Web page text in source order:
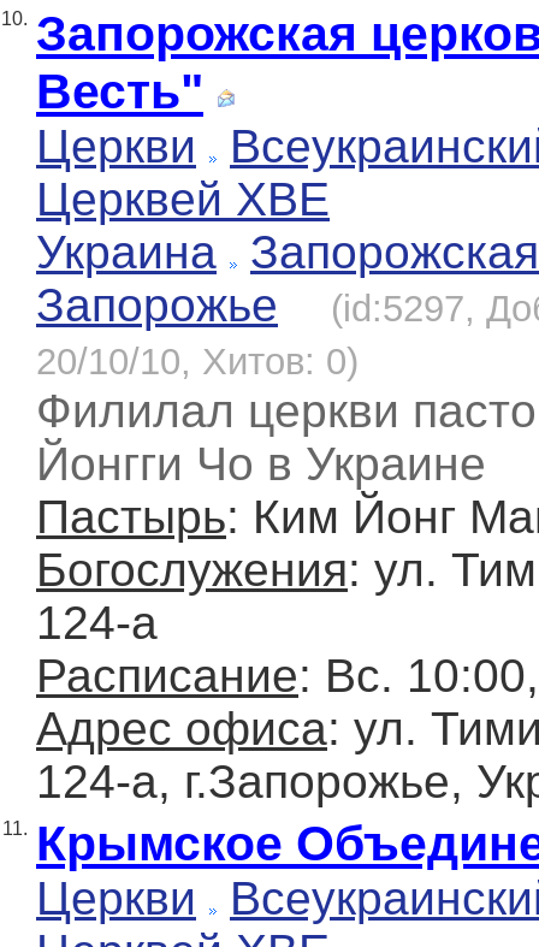
10. Запорожская
Весть"
Церкви
Церквей ХВЕ
Украина
Запорожская
Запорожье
(id:5297,
20/10/10, Хитов: 0)
Филилал церкви
Йонгги Чо в Украине
Пастырь: Ким Йонг
Богослужения: ул.
124-а
Расписание: Вс.
Адрес офиса: ул.
124-а, г.Запорожье,
11. Крымское
Церкви